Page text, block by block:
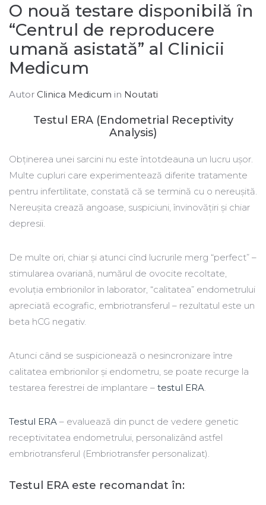
O nouă testare disponibilă ȋn
“Centrul de reproducere
umană asistată” al Clinicii
Medicum
Autor Clinica Medicum in Noutati
Testul ERA (Endometrial Receptivity
Analysis)
Obținerea unei sarcini nu este întotdeauna un lucru ușor.
Multe cupluri care experimentează diferite tratamente
pentru infertilitate, constată că se termină cu o nereușită.
Nereușita crează angoase, suspiciuni, învinovățiri și chiar
depresii.
De multe ori, chiar și atunci cînd lucrurile merg “perfect” –
stimularea ovariană, numărul de ovocite recoltate,
evoluția embrionilor în laborator, “calitatea” endometrului
apreciată ecografic, embriotransferul – rezultatul este un
beta hCG negativ.
Atunci când se suspicionează o nesincronizare între
calitatea embrionilor și endometru, se poate recurge la
testarea ferestrei de implantare – testul ERA.
Testul ERA – evaluează din punct de vedere genetic
receptivitatea endometrului, personalizând astfel
embriotransferul (Embriotransfer personalizat).
Testul ERA este recomandat în: